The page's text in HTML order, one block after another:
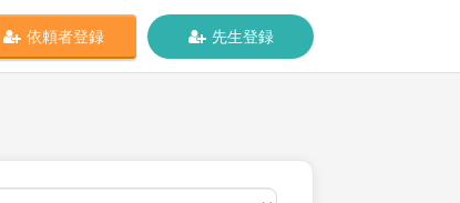
依頼者登録 先生登録